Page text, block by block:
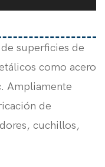
superficies de
como acero
Ampliamente
de
cuchillos,